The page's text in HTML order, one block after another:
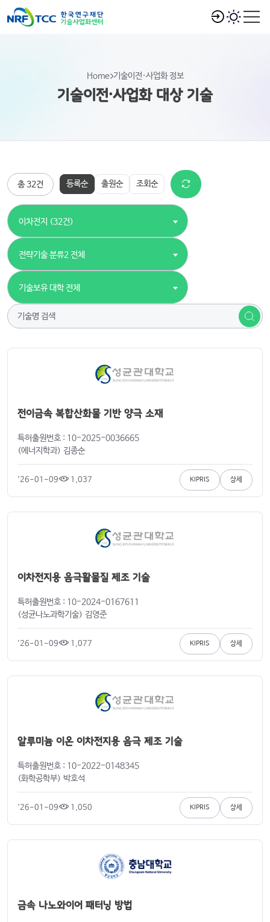
Home 기술이전·사업화 정보
기술이전·사업화 대상 기술
총 32건 등록순 출원순 조회순
이차전지 (32건)
전략기술 분류2 전체
기술보유 대학 전체
전이금속 복합산화물 기반 양극 소재
특허출원번호 : 10-2025-0036665
(에너지학과) 김종순
'26-01-09 1,037 KIPRIS 상세
이차전지용 음극활물질 제조 기술
특허출원번호 : 10-2024-0167611
(성균나노과학기술) 김영준
'26-01-09 1,077 KIPRIS 상세
알루미늄 이온 이차전지용 음극 제조 기술
특허출원번호 : 10-2022-0148345
(화학공학부) 박호석
'26-01-09 1,050 KIPRIS 상세
금속 나노와이어 패터닝 방법